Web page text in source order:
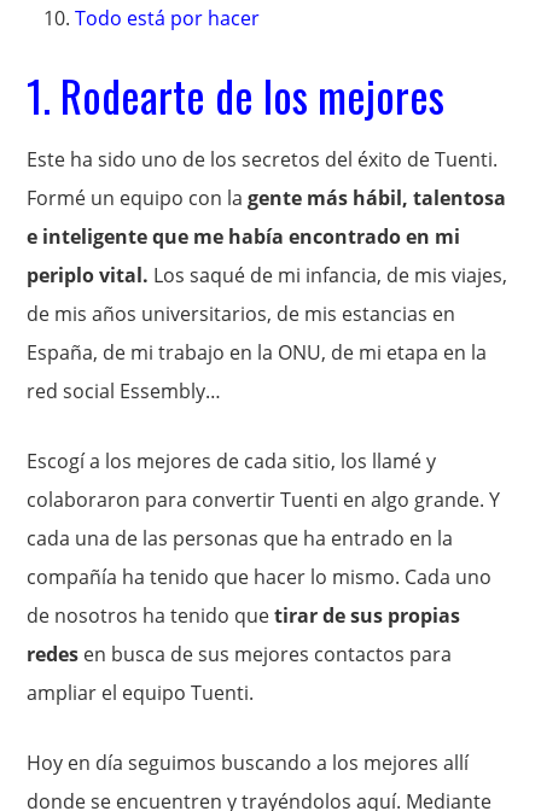
Todo está por hacer
1. Rodearte de los mejores
Este ha sido uno de los secretos del éxito de Tuenti.
Formé un equipo con lagente más hábil, talentosa
e inteligente que me había encontrado en mi
periplo vital. Los saqué de mi infancia, de mis viajes,
de mis años universitarios, de mis estancias en
España, de mi trabajo en la ONU, de mi etapa en la
red social Essembly…
Escogí a los mejores de cada sitio, los llamé y
colaboraron para convertir Tuenti en algo grande. Y
cada una de las personas que ha entrado en la
compañía ha tenido que hacer lo mismo. Cada uno
de nosotros ha tenido quetirar de sus propias
redes en busca de sus mejores contactos para
ampliar el equipo Tuenti.
Hoy en día seguimos buscando a los mejores allí
donde se encuentren y trayéndolos aquí. Mediante